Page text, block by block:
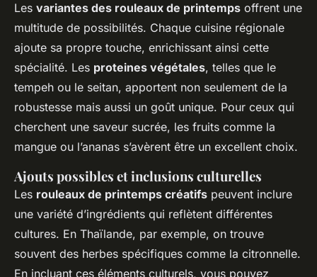
Les variantes des rouleaux de printemps offrent une
multitude de possibilités. Chaque cuisine régionale
ajoute sa propre touche, enrichissant ainsi cette
spécialité. Les proteines végétales, telles que le
tempeh ou le seitan, apportent non seulement de la
robustesse mais aussi un goût unique. Pour ceux qui
cherchent une saveur sucrée, les fruits comme la
mangue ou l’ananas s’avèrent être un excellent choix.
Ajouts possibles et inclusions culturelles
Les rouleaux de printemps créatifs peuvent inclure
une variété d’ingrédients qui reflètent différentes
cultures. En Thaïlande, par exemple, on trouve
souvent des herbes spécifiques comme la citronnelle.
En incluant ces éléments culturels, vous pouvez